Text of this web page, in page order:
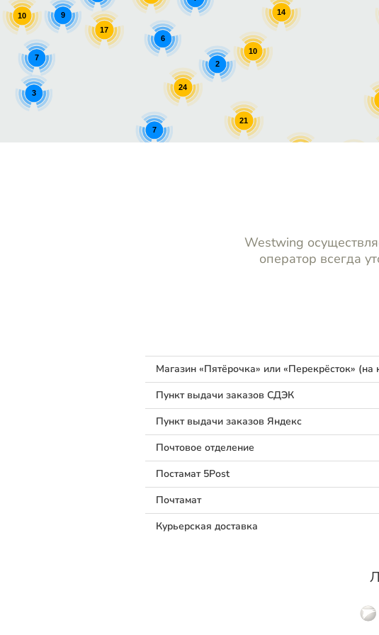
14
17
10
21
3
24
10
7
7
9
6
2
Westwing
оператор всегда
Магазин «Пятёрочка» или «Перекрёсток» (на
Пункт выдачи заказов СДЭК
Пункт выдачи заказов Яндекс
Почтовое отделение
Постамат 5Post
Почтамат
Курьерская доставка